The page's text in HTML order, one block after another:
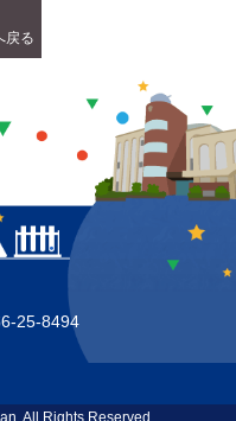
戻る
25-8494
All Rights Reserved.